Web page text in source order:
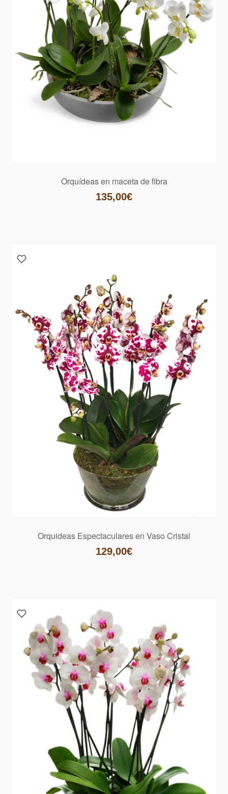
Orquídeas en maceta de fibra
135,00€
Orquideas Espectaculares en Vaso Cristal
129,00€